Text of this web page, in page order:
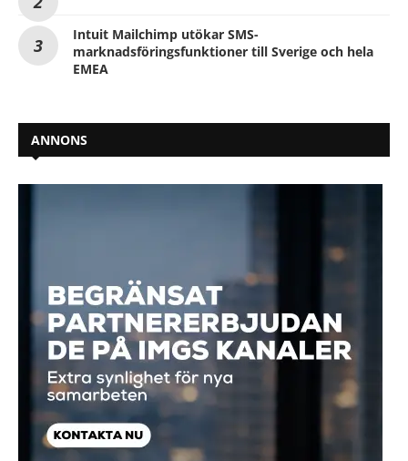
Intuit Mailchimp utökar SMS-
marknadsföringsfunktioner till Sverige och hela
EMEA
ANNONS